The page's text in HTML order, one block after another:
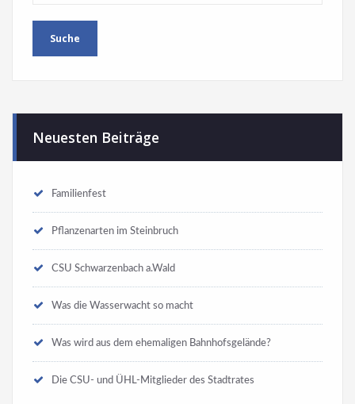
Neuesten Beiträge
Familienfest
Pflanzenarten im Steinbruch
CSU Schwarzenbach a.Wald
Was die Wasserwacht so macht
Was wird aus dem ehemaligen Bahnhofsgelände?
Die CSU- und ÜHL-Mitglieder des Stadtrates